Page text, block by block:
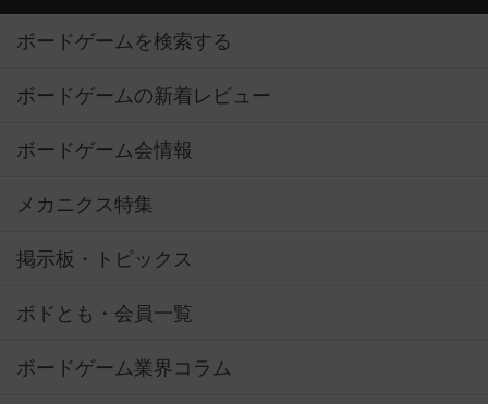
ボードゲームを検索する
ボードゲームの新着レビュー
ボードゲーム会情報
メカニクス特集
掲示板・トピックス
ボドとも・会員一覧
ボードゲーム業界コラム